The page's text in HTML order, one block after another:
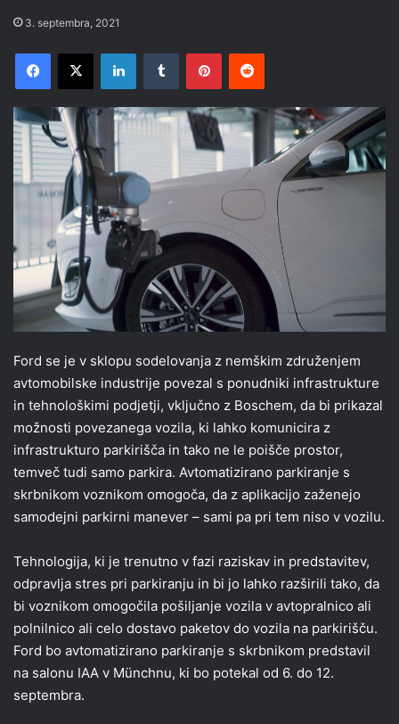
3. septembra, 2021
Facebook
X LinkedInTumblr PinterestReddit
Ford se je v sklopu sodelovanja z nemškim združenjem
avtomobilske industrije povezal s ponudniki infrastrukture
in tehnološkimi podjetji, vključno z Boschem, da bi prikazal
možnosti povezanega vozila, ki lahko komunicira z
infrastrukturo parkirišča in tako ne le poišče prostor,
temveč tudi samo parkira. Avtomatizirano parkiranje s
skrbnikom voznikom omogoča, da z aplikacijo zaženejo
samodejni parkirni manever – sami pa pri tem niso v vozilu.
Tehnologija, ki je trenutno v fazi raziskav in predstavitev,
odpravlja stres pri parkiranju in bi jo lahko razširili tako, da
bi voznikom omogočila pošiljanje vozila v avtopralnico ali
polnilnico ali celo dostavo paketov do vozila na parkirišču.
Ford bo avtomatizirano parkiranje s skrbnikom predstavil
na salonu IAA v Münchnu, ki bo potekal od 6. do 12.
septembra.